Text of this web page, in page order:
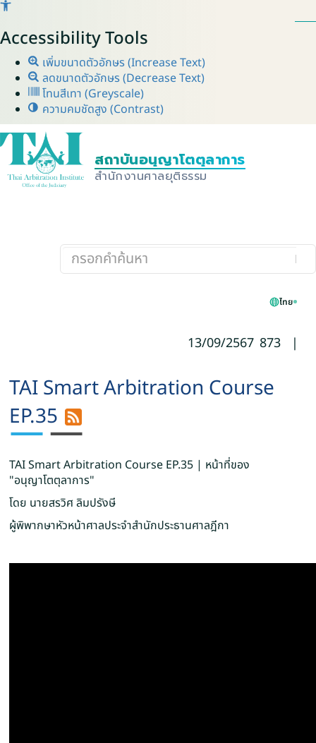
Accessibility Tools
เพิ่มขนาดตัวอักษร (Increase Text)
ลดขนาดตัวอักษร (Decrease Text)
โทนสีเทา (Greyscale)
ความคมชัดสูง (Contrast)
ไทย
TAI Smart Arbitration Course
EP.35
13/09/2567 873 |
TAI Smart Arbitration Course EP.35 | หน้าที่ของ
"อนุญาโตตุลาการ"
โดย นายสรวิศ ลิมปรังษี
ผู้พิพากษาหัวหน้าศาลประจำสำนักประธานศาลฎีกา